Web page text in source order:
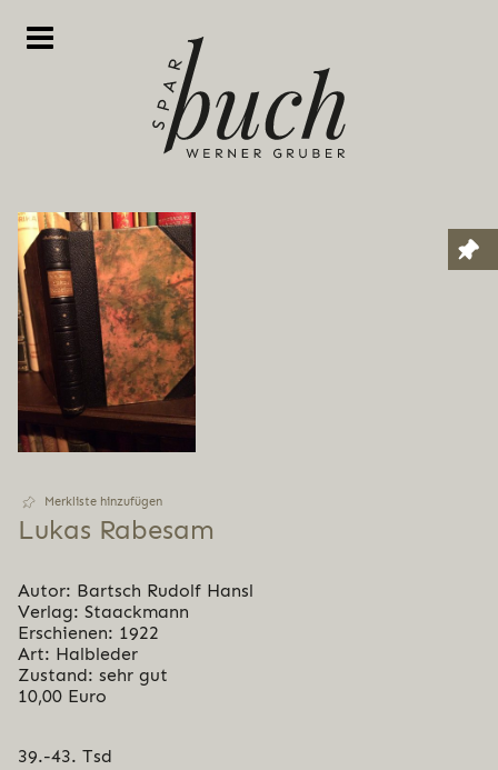
Merkliste hinzufügen
Lukas Rabesam
Autor: Bartsch Rudolf Hansl
Verlag: Staackmann
Erschienen: 1922
Art: Halbleder
Zustand: sehr gut
10,00 Euro
39.-43. Tsd